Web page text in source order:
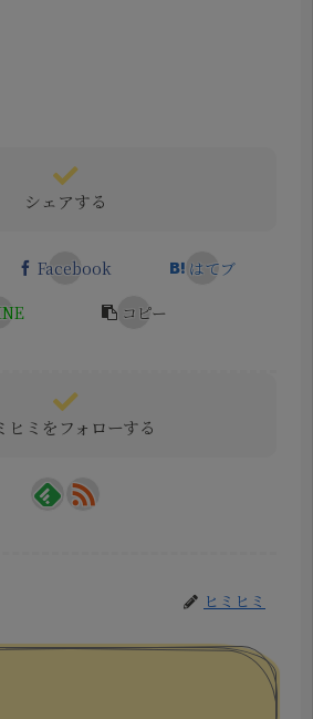
シェアする
Facebook
はてブ
コピー
ヒミをフォローする
ヒミヒミ